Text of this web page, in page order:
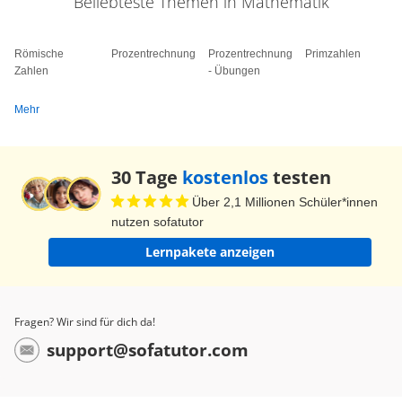
Römische
Zahlen
Prozentrechnung
Prozentrechnung
- Übungen
Primzahlen
Mehr
30 Tage kostenlostesten
Über 2,1 Millionen Schüler*innen
nutzen sofatutor
Lernpakete anzeigen
Fragen? Wir sind für dich da!
support@sofatutor.com